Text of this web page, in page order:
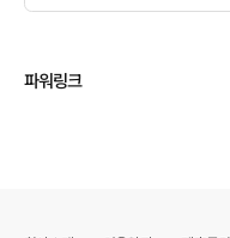
파워링크